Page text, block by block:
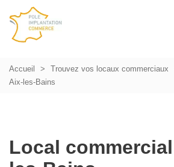
Accueil Trouvez vos locaux commerciaux
Aix-les-Bains
Local